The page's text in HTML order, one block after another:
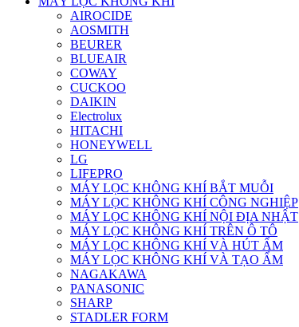
AIROCIDE
AOSMITH
BEURER
BLUEAIR
COWAY
CUCKOO
DAIKIN
Electrolux
HITACHI
HONEYWELL
LG
LIFEPRO
MÁY LỌC KHÔNG KHÍ BẮT MUỖI
MÁY LỌC KHÔNG KHÍ CÔNG NGHIỆP
MÁY LỌC KHÔNG KHÍ NỘI ĐỊA NHẬT
MÁY LỌC KHÔNG KHÍ TRÊN Ô TÔ
MÁY LỌC KHÔNG KHÍ VÀ HÚT ẨM
MÁY LỌC KHÔNG KHÍ VÀ TẠO ẨM
NAGAKAWA
PANASONIC
SHARP
STADLER FORM